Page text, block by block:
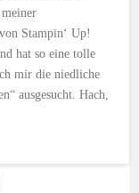
Stampin‘ Up!
hat so eine tolle
mir die niedliche
ausgesucht. Hach,